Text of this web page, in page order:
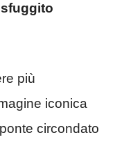
più
iconica
circondato